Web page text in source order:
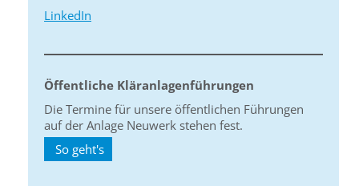
LinkedIn
Öffentliche Kläranlagenführungen
Die Termine für unsere öffentlichen Führungen
auf der Anlage Neuwerk stehen fest.
So geht's